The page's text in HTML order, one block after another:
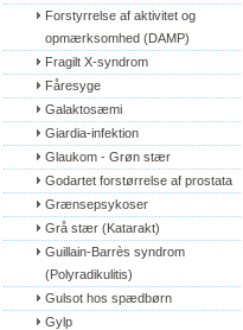
Forstyrrelse af aktivitet og
opmærksomhed (DAMP)
Fragilt X-syndrom
Fåresyge
Galaktosæmi
Giardia-infektion
Glaukom - Grøn stær
Godartet forstørrelse af prostata
Grænsepsykoser
Grå stær (Katarakt)
Guillain-Barrès syndrom
(Polyradikulitis)
Gulsot hos spædbørn
Gylp